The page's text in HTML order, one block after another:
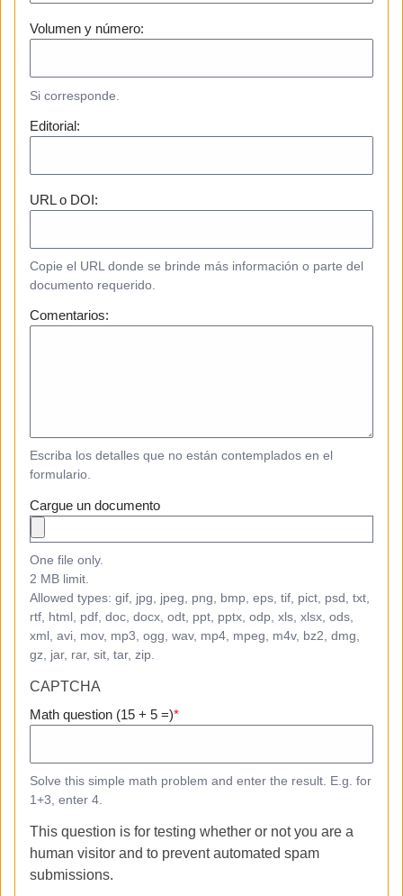
Volumen y número:
Si corresponde.
Editorial:
URL o DOI:
Copie el URL donde se brinde más información o parte del
documento requerido.
Comentarios:
Escriba los detalles que no están contemplados en el
formulario.
Cargue un documento
One file only.
2 MB limit.
Allowed types: gif, jpg, jpeg, png, bmp, eps, tif, pict, psd, txt,
rtf, html, pdf, doc, docx, odt, ppt, pptx, odp, xls, xlsx, ods,
xml, avi, mov, mp3, ogg, wav, mp4, mpeg, m4v, bz2, dmg,
gz, jar, rar, sit, tar, zip.
CAPTCHA
Math question (15 + 5 =)
Solve this simple math problem and enter the result. E.g. for
1+3, enter 4.
This question is for testing whether or not you are a
human visitor and to prevent automated spam
submissions.